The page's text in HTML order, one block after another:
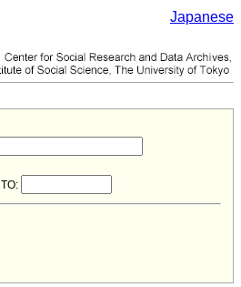
Japanese
TO: